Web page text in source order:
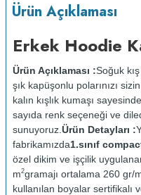
Ürün Açıklaması
Erkek Hoodie
Ürün Açıklaması :Soğuk
şık kapüşonlu polarınızı
kalın kışlık kumaşı
sayıda renk seçeneği ve
sunuyoruz. Ürün Detayları :
fabrikamızda1.sınıf
özel dikim ve işçilik
m2gramajı ortalama 260 gr/
kullanılan boyalar sertifikalı